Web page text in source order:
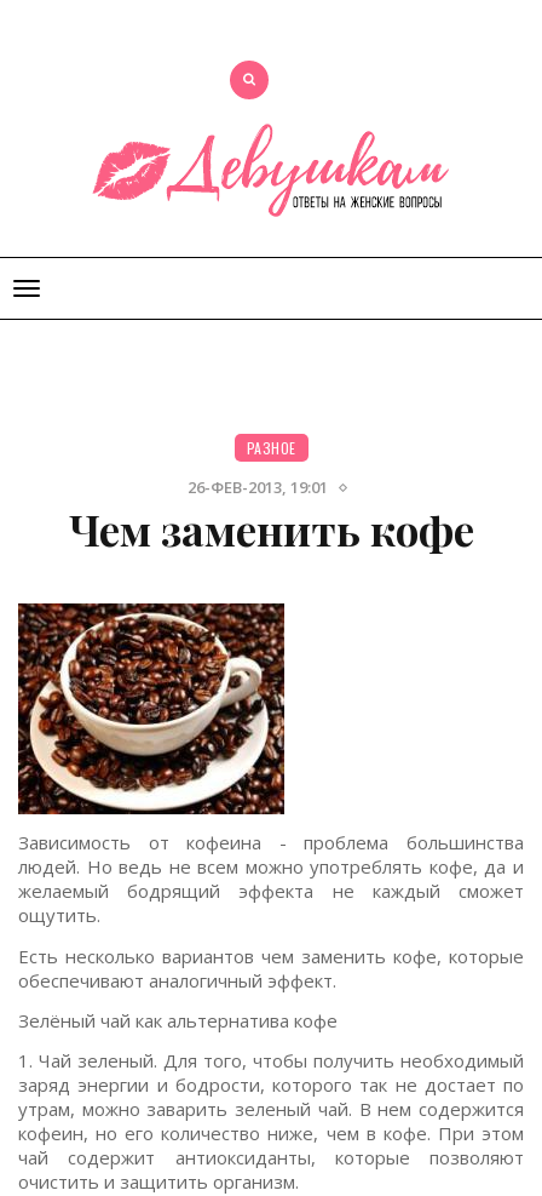
Открыть
меню
РАЗНОЕ
26-ФЕВ-2013, 19:01
Чем заменить кофе
Зависимость от кофеина - проблема большинства
людей. Но ведь не всем можно употреблять кофе, да и
желаемый бодрящий эффекта не каждый сможет
ощутить.
Есть несколько вариантов чем заменить кофе, которые
обеспечивают аналогичный эффект.
Зелёный чай как альтернатива кофе
1. Чай зеленый. Для того, чтобы получить необходимый
заряд энергии и бодрости, которого так не достает по
утрам, можно заварить зеленый чай. В нем содержится
кофеин, но его количество ниже, чем в кофе. При этом
чай содержит антиоксиданты, которые позволяют
очистить и защитить организм.